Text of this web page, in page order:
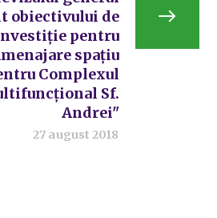
obiectivului de
pentru
spațiu
Complexul
Sf.
Andrei"
27 august 2018